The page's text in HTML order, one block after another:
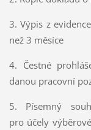
3. Výpis z
než 3 měsíce
4. Čestné
danou pracovní
5. Písemný
pro účely